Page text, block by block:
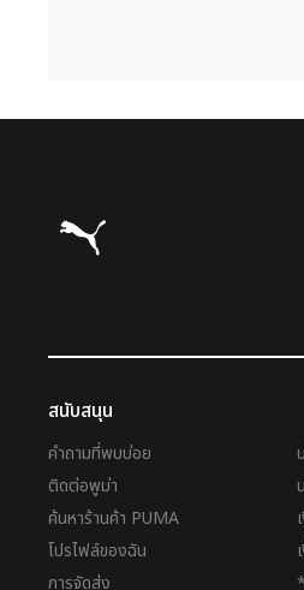
Puma โฮม
สนับสนุน
คำถามที่พบบ่อย
ติดต่อพูม่า
ค้นหาร้านค้า PUMA
โปรไฟล์ของฉัน
การจัดส่ง